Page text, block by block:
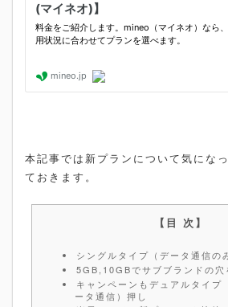
本記事では新プランについて気にな
ておきます。
シングルタイプ（データ通信の
5GB,10GBでサブブランドの穴
キャンペーンもデュアルタイプ
ータ通信）押し